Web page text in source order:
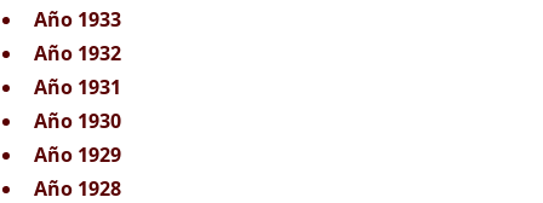
Año 1933
Año 1932
Año 1931
Año 1930
Año 1929
Año 1928